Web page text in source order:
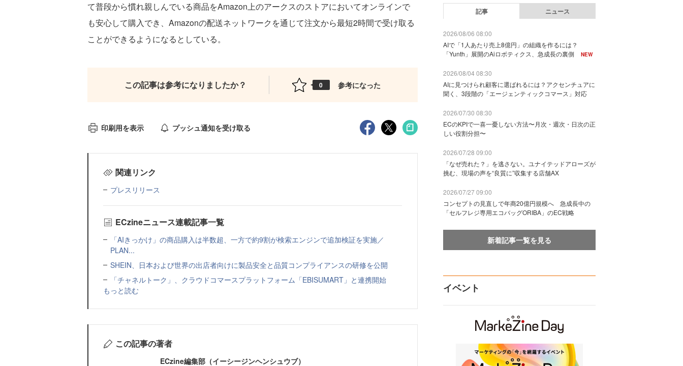
て普段から慣れ親しんでいる商品をAmazon上のアークスのストアにおいてオンラインで
も安心して購入でき、Amazonの配送ネットワークを通じて注文から最短2時間で受け取る
ことができるようになるとしている。
この記事は参考になりましたか？ 0 参考になった
印刷用を表示 プッシュ通知を受け取る
関連リンク
プレスリリース
ECzineニュース連載記事一覧
「AIきっかけ」の商品購入は半数超、一方で約9割が検索エンジンで追加検証を実施／
PLAN...
SHEIN、日本および世界の出店者向けに製品安全と品質コンプライアンスの研修を公開
「チャネルトーク」、クラウドコマースプラットフォーム「EBISUMART」と連携開始
もっと読む
この記事の著者
ECzine編集部（イーシージンヘンシュウブ）
記事 ニュース
2026/08/06 08:00
AIで「1人あたり売上8億円」の組織を作るには？
「Yunth」展開のAiロボティクス、急成長の裏側
NEW
2026/08/04 08:30
AIに見つけられ顧客に選ばれるには？アクセンチュアに
聞く、3段階の「エージェンティックコマース」対応
2026/07/30 08:30
ECのKPIで一喜一憂しない方法〜月次・週次・日次の正
しい役割分担〜
2026/07/28 09:00
「なぜ売れた？」を逃さない。ユナイテッドアローズが
挑む、現場の声を“良質に”収集する店舗AX
2026/07/27 09:00
コンセプトの見直しで年商20億円規模へ 急成長中の
「セルフレジ専用エコバッグORIBA」のEC戦略
新着記事一覧を見る
イベント